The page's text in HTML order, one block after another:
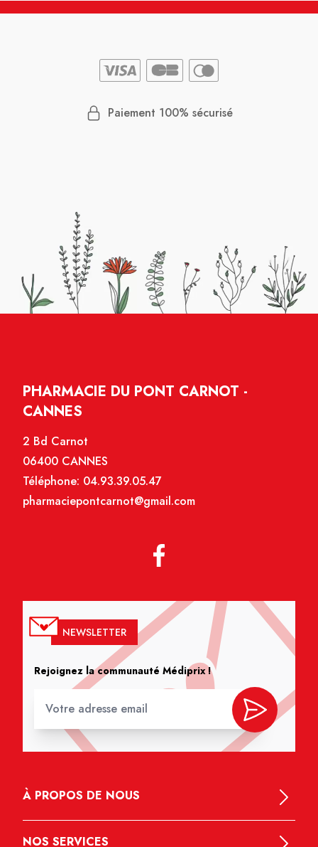
Paiement 100% sécurisé
PHARMACIE DU PONT CARNOT -
CANNES
2 Bd Carnot
06400 CANNES
Téléphone: 04.93.39.05.47
pharmaciepontcarnot@gmail.com
NEWSLETTER
Rejoignez la communauté Médiprix !
À PROPOS DE NOUS
NOS SERVICES